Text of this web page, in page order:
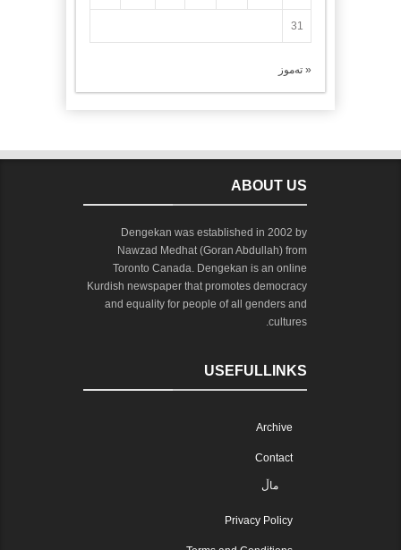
31
« تەموز
ABOUT US
Dengekan was established in 2002 by
Nawzad Medhat (Goran Abdullah) from
Toronto Canada. Dengekan is an online
Kurdish newspaper that promotes democracy
and equality for people of all genders and
cultures.
USEFULLINKS
Archive
Contact
ماڵ
Privacy Policy